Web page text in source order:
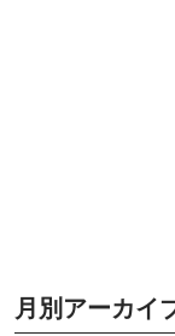
月別アーカイ